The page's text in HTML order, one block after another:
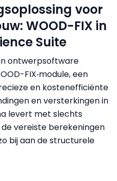
voor
WOOD-FIX in
Suite
ontwerpsoftware
FIX‑module, een
en kostenefficiënte
en versterkingen in
levert met slechts
vereiste berekeningen
bij aan de structurele